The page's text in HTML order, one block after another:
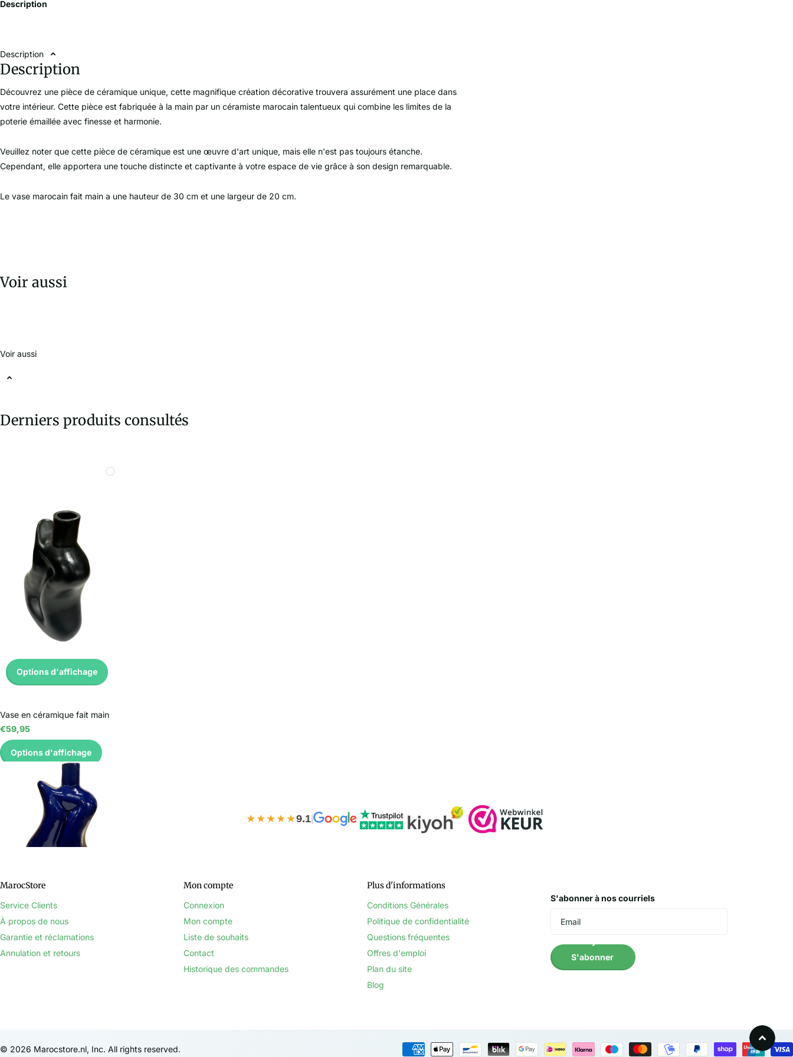
Description
Description
Description
Découvrez une pièce de céramique unique, cette magnifique création décorative trouvera assurément une place dans
votre intérieur. Cette pièce est fabriquée à la main par un céramiste marocain talentueux qui combine les limites de la
poterie émaillée avec finesse et harmonie.
Veuillez noter que cette pièce de céramique est une œuvre d'art unique, mais elle n'est pas toujours étanche.
Cependant, elle apportera une touche distincte et captivante à votre espace de vie grâce à son design remarquable.
Le vase marocain fait main a une hauteur de 30 cm et une largeur de 20 cm.
Voir aussi
Voir aussi
Derniers produits consultés
Options d'affichage
Vase en céramique fait main
€59,95
Options d'affichage
★★★★★9.1|
MarocStore
Service Clients
À propos de nous
Garantie et réclamations
Annulation et retours
Mon compte
Connexion
Mon compte
Liste de souhaits
Contact
Historique des commandes
Plus d'informations
Conditions Générales
Politique de confidentialité
Questions fréquentes
Offres d'emploi
Plan du site
Blog
S'abonner à nos courriels
S'abonner
© 2026 Marocstore.nl, Inc. All rights reserved.